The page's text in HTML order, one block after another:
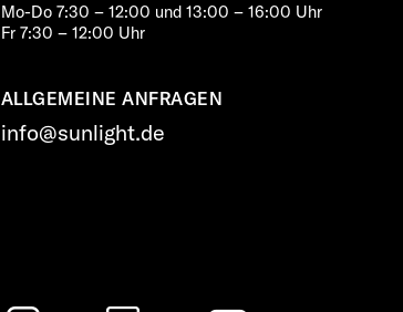
Mo-Do 7:30 – 12:00 und 13:00 – 16:00 Uhr
Fr 7:30 – 12:00 Uhr
ALLGEMEINE ANFRAGEN
info@sunlight.de